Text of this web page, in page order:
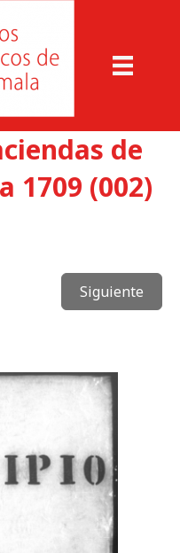
de
1709 (002)
Siguiente